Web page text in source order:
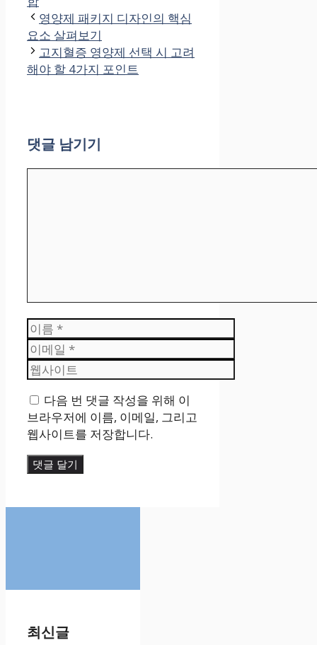
고
리
영양제 패키지 디자인의 핵심
요소 살펴보기
고지혈증 영양제 선택 시 고려
해야 할 4가지 포인트
댓글 남기기
이
름
이
메
일
웹
사
이
트
다음 번 댓글 작성을 위해 이
브라우저에 이름, 이메일, 그리고
웹사이트를 저장합니다.
최신글